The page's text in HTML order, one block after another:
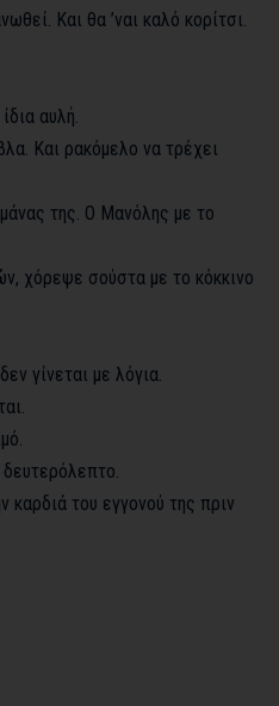
Και θα ’ναι καλό κορίτσι.
αυλή.
Και ρακόμελο να τρέχει
της. Ο Μανόλης με το
χόρεψε σούστα με το κόκκινο
γίνεται με λόγια.
καρδιά του εγγονού της πριν